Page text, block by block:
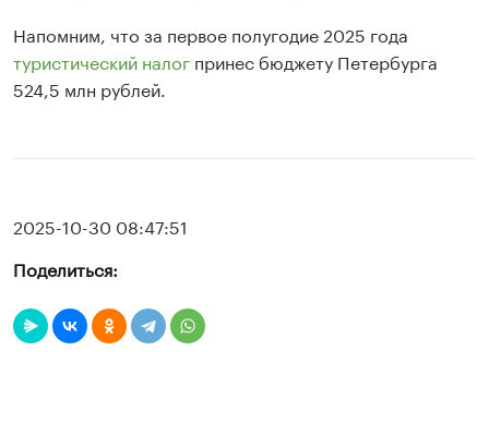
Напомним, что за первое полугодие 2025 года
туристический налог принес бюджету Петербурга
524,5 млн рублей.
2025-10-30 08:47:51
Поделиться: